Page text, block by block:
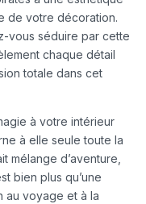
de votre décoration.
vous séduire par cette
chaque détail
totale dans cet
à votre intérieur
à elle seule toute la
mélange d’aventure,
bien plus qu’une
au voyage et à la